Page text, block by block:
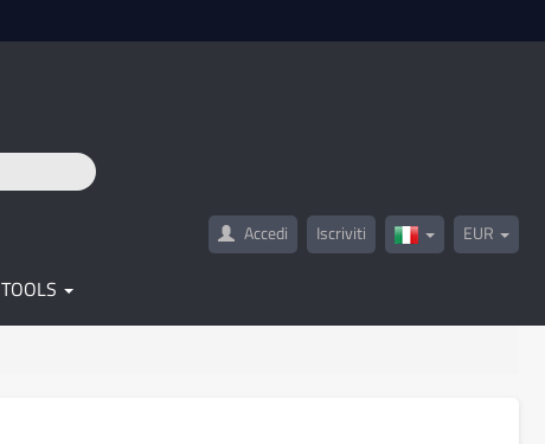
Accedi Iscriviti Italy(Italiano)
EUR
TOOLS